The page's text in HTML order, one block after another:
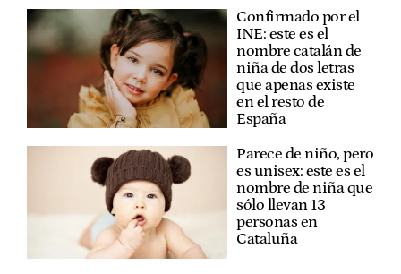
Confirmado por el
INE: este es el
nombre catalán de
niña de dos letras
que apenas existe
en el resto de
España
Parece de niño, pero
es unisex: este es el
nombre de niña que
sólo llevan 13
personas en
Cataluña